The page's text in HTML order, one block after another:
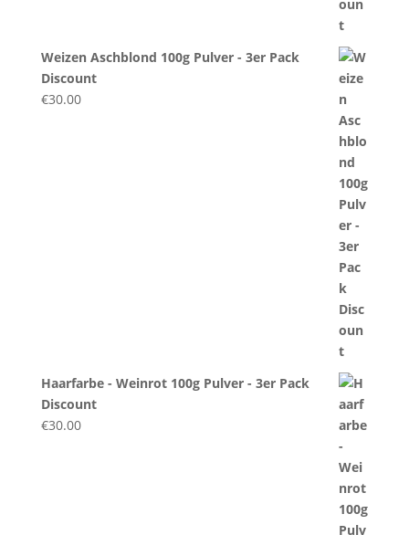
Weizen Aschblond 100g Pulver - 3er Pack
Discount
€30.00
Haarfarbe - Weinrot 100g Pulver - 3er Pack
Discount
€30.00